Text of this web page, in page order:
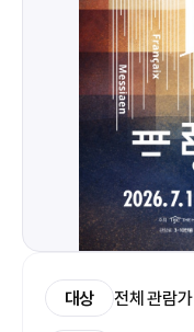
대상 전체 관람가